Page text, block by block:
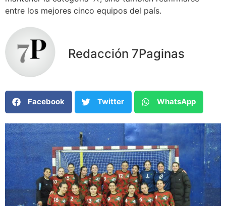
entre los mejores cinco equipos del país.
Redacción 7Paginas
Facebook Twitter WhatsApp